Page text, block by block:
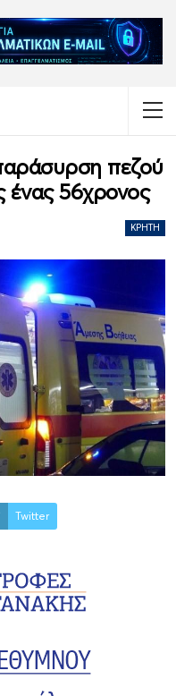
πεζού
56χρονος
ΚΡΉΤΗ
Twitter